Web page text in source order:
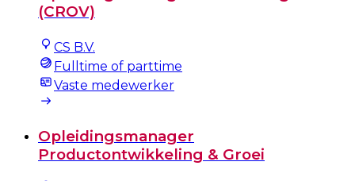
(CROV)
CS B.V.
Fulltime of parttime
Vaste medewerker
Opleidingsmanager
Productontwikkeling & Groei